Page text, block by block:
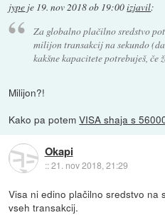
jype je 19. nov 2018 ob 19:00izjavil:
Za globalno plačilno sredstvo
milijon transakcij na sekundo
kakšne kapacitete potrebuješ, če
Milijon?!
Kako pa potemVISA shaja s
Okapi
::21. nov 2018, 21:29
Visa ni edino plačilno sredstvo na
vseh transakcij.